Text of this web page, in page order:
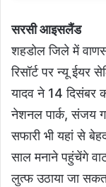
सरसी आइसलैंड
शहडोल जिले में
रिसॉर्ट पर न्यू ईयर
यादव ने 14 दिसंबर
नेशनल पार्क, संजय
सफारी भी यहां से
साल मनाने पहुंचेंगे
लुत्फ उठाया जा